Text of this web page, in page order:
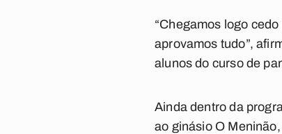
“Chegamos logo
aprovamos tudo”,
alunos do curso de
Ainda dentro da
ao ginásio O